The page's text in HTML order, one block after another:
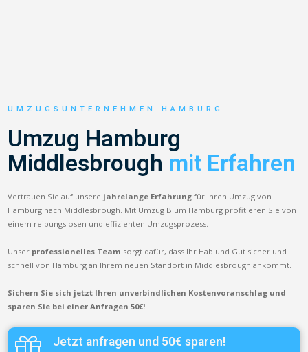
UMZUGSUNTERNEHMEN HAMBURG
Umzug Hamburg
Middlesbrough mit Erfahren
Vertrauen Sie auf unsere jahrelange Erfahrung für Ihren Umzug von
Hamburg nach Middlesbrough. Mit Umzug Blum Hamburg profitieren Sie von
einem reibungslosen und effizienten Umzugsprozess.
Unser professionelles Team sorgt dafür, dass Ihr Hab und Gut sicher und
schnell von Hamburg an Ihrem neuen Standort in Middlesbrough ankommt.
Sichern Sie sich jetzt Ihren unverbindlichen Kostenvoranschlag und
sparen Sie bei einer Anfragen 50€!
Jetzt anfragen und 50€ sparen!